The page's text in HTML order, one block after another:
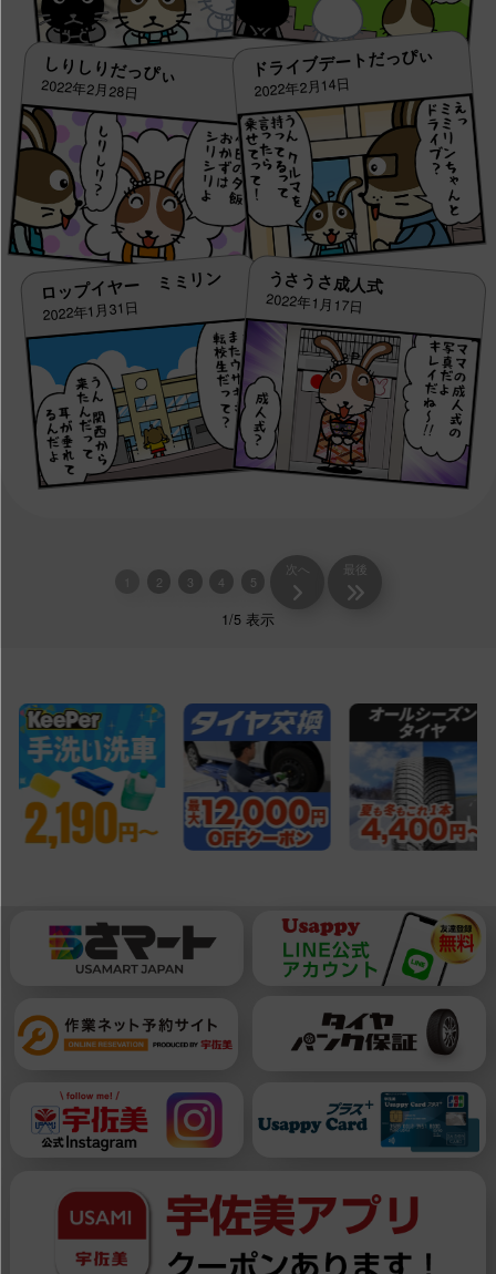
しりしりだっぴぃ
2022年2月28日
ドライブデートだっぴぃ
2022年2月14日
ロップイヤー ミミリン
2022年1月31日
うさうさ成人式
2022年1月17日
2 3 4 5
次へ 最後
1/5 表示